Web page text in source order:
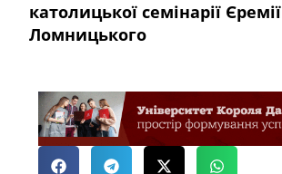
католицької семінарії Єремії
Ломницького